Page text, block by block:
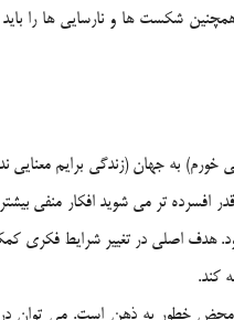
شكست ها و نارسايي ها را
به جهان (زندگي برايم معنايي
افسرده تر مي شويد افكار منفي
هدف اصلي در تغيير شرايط فكري
كند.